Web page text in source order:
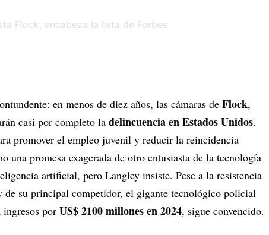
en menos de diez años, las cámaras de Flock,
casi por completo la delincuencia en Estados Unidos.
promover el empleo juvenil y reducir la reincidencia
una promesa exagerada de otro entusiasta de la tecnología
artificial, pero Langley insiste. Pese a la resistencia
su principal competidor, el gigante tecnológico policial
ingresos por US$ 2100 millones en 2024, sigue convencido.